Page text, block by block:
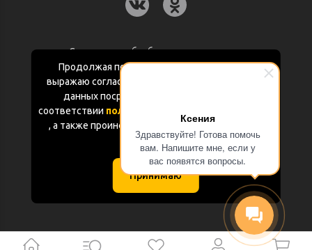
Ксения
Здравствуйте! Готова помочь
вам. Напишите мне, если у
вас появятся вопросы.
Продолжая пользоваться данным сайтом
выражаю согласие на обработку персональных
данных посредством Яндекс.Метрика в
соответствии политикой конфиденциальности
, а также проинформирован об использовании
Cookie-файлов
Принимаю
Согласие на обработку персональных
данных
Политика конфиденциальности
Документация
Карта сайта
(с) «POGOS.ru» 2010-2026 (ИП Чивчян М.Р.)